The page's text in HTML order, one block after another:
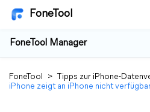
FoneTool
FoneTool Manager
FoneTool > Tipps zur iPhone-
iPhone zeigt an iPhone nicht